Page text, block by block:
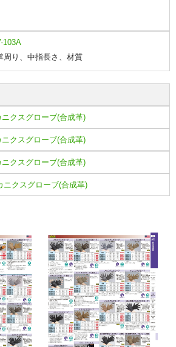
103A
周り、中指長さ、材質
クスグローブ(合成革)
クスグローブ(合成革)
クスグローブ(合成革)
ニクスグローブ(合成革)